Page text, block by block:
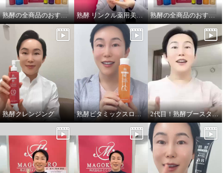
熟酵 エステの感動を届けたい！
美容成分２８２種類配合 クレン
ジング洗顔料 ザ クレンジング
スペシャルパック 増量サイズ
¥0
熟酵 エステの感動を届けたい！
美容成分２７７種類配合 クレン
ジング洗顔料 ザ クレンジング
スペシャルパック ３本特別セッ
ト
¥0
熟酵の全商品のおすすめ手順を紹介しております！ 熟酵 リンクル薬用美白ローション 熟酵の全商品のおすすめの手順を紹介しております❗️
熟酵クレンジング 熟酵ビタミックスローション 2代目！熟酵ブースター導入美容液